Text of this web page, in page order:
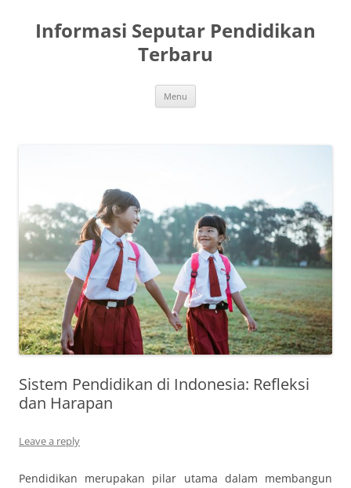
content
Informasi Seputar Pendidikan
Terbaru
Menu
Sistem Pendidikan di Indonesia: Refleksi
dan Harapan
Leave a reply
Pendidikan merupakan pilar utama dalam membangun